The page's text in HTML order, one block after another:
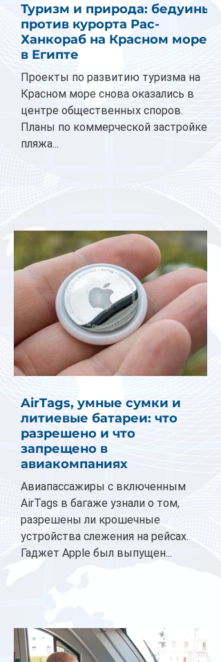
Туризм и природа: бедуины
против курорта Рас-
Ханкораб на Красном море
в Египте
Проекты по развитию туризма на
Красном море снова оказались в
центре общественных споров.
Планы по коммерческой застройке
пляжа...
AirTags, умные сумки и
литиевые батареи: что
разрешено и что
запрещено в
авиакомпаниях
Авиапассажиры с включенным
AirTags в багаже узнали о том,
разрешены ли крошечные
устройства слежения на рейсах.
Гаджет Apple был выпущен...